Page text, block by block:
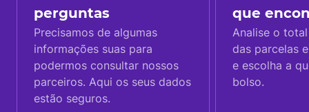
perguntas
Precisamos de algumas
informações suas para
podermos consultar nossos
parceiros. Aqui os seus dados
estão seguros.
que
Analise o
das parcelas
e escolha a
bolso.